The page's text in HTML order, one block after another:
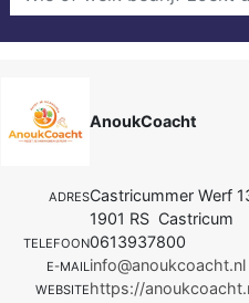
AnoukCoacht
ADRESCastricummer Werf
1901 RS Castricum
TELEFOON0613937800
E-MAILinfo@anoukcoacht.nl
WEBSITEhttps://